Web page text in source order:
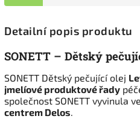
Detailní popis produktu
SONETT – Dětský
SONETT Dětský pečující olej
jmelíové produktové řady
společnost SONETT vyvinula
centrem Delos.